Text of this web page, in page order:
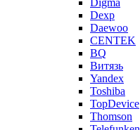
Digma
Dexp
Daewoo
CENTEK
BQ
Витязь
Yandex
Toshiba
TopDevice
Thomson